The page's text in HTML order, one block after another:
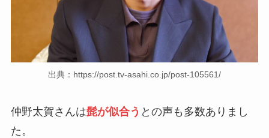
出典：https://post.tv-asahi.co.jp/post-105561/
仲野太賀さんは髭が似合う との声も多数ありまし
た。